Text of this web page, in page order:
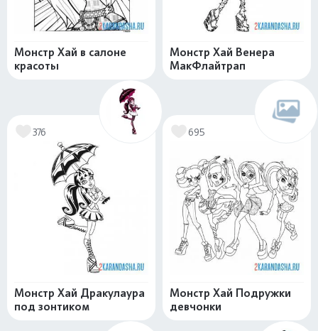
Монстр Хай в салоне
красоты
Монстр Хай Венера
МакФлайтрап
376
Монстр Хай Дракулаура
под зонтиком
695
Монстр Хай Подружки
девчонки